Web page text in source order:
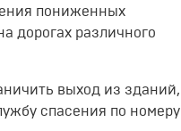
пониженных
дорогах различного
выход из зданий,
спасения по номеру